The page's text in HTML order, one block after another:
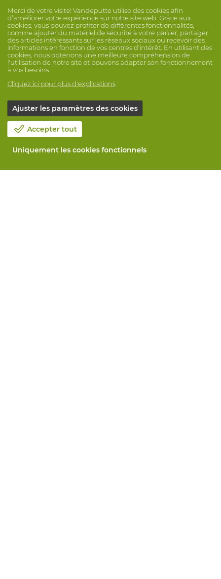
Merci de votre visite! Vandeputte utilise des cookies afin
d’améliorer votre expérience sur notre site web. Grâce aux
cookies, vous pouvez profiter de différentes fonctionnalités,
comme ajouter du matériel de sécurité à votre panier, partager
des articles intéressants sur les réseaux sociaux ou recevoir des
informations en fonction de vos centres d’intérêt. En utilisant des
cookies, nous obtenons une meilleure compréhension de
l'utilisation de notre site et pouvons adapter son fonctionnement
à vos besoins.
Cliquez ici pour plus d'explications
Ajuster les paramètres des cookies
Accepter tout
Uniquement les cookies fonctionnels